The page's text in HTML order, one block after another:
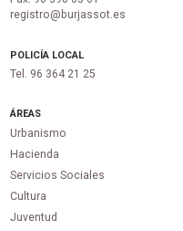
registro@burjassot.es
POLICÍA LOCAL
Tel. 96 364 21 25
ÁREAS
Urbanismo
Hacienda
Servicios Sociales
Cultura
Juventud